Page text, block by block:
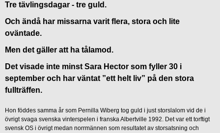
Tre tävlingsdagar - tre guld.
Och ändå har missarna varit flera, stora och lite
oväntade.
Men det gäller att ha tålamod.
Det visade inte minst Sara Hector som fyller 30 i
september och har väntat ”ett helt liv” på den stora
fullträffen.
Hon föddes samma år som Pernilla Wiberg tog guld i just storslalom vid de i
övrigt svaga svenska vinterspelen i franska Albertville 1992. Det var ett torftigt
svensk OS i övrigt medan norrmännen som resultatet av storsatsning och